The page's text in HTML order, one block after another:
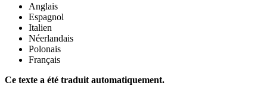
Anglais
Espagnol
Italien
Néerlandais
Polonais
Français
Ce texte a été traduit automatiquement.